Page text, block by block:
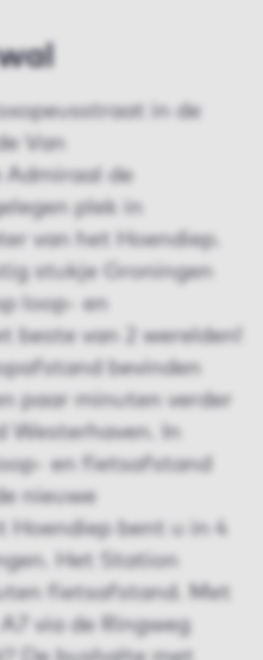
in de
Van
Admiraal de
plek in
van het Hoendiep.
stukje Groningen
loop- en
van 2 werelden!
bevinden
paar minuten verder
Westerhaven. In
en fietsafstand
nieuwe
bent u in 4
Het Station
fietsafstand. Met
via de Ringweg